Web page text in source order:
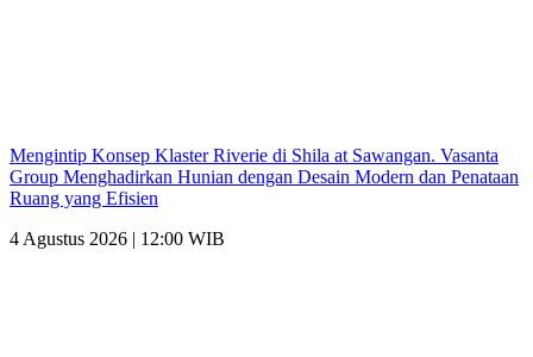
Mengintip Konsep Klaster Riverie di Shila at Sawangan. Vasanta
Group Menghadirkan Hunian dengan Desain Modern dan Penataan
Ruang yang Efisien
4 Agustus 2026 | 12:00 WIB